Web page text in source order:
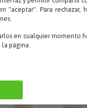
FLORERO GRABADO
"aceptar". Para rechazar,
en cualquier momento
página.